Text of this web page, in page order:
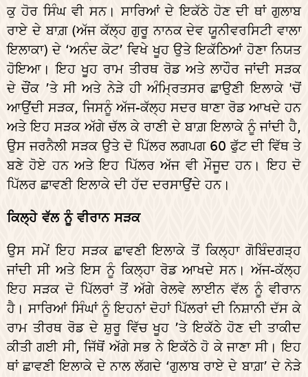
ਕੁ ਹੋਰ ਸਿੰਘ ਵੀ ਸਨ। ਸਾਰਿਆਂ ਦੇ ਇਕੱਠੇ ਹੋਣ ਦੀ ਥਾਂ ਗੁਲਾਬ
ਰਾਏ ਦੇ ਬਾਗ਼ (ਅੱਜ ਕੱਲ੍ਹ ਗੁਰੂ ਨਾਨਕ ਦੇਵ ਯੂਨੀਵਰਸਿਟੀ ਵਾਲਾ
ਇਲਾਕਾ) ਦੇ ‘ਅਨੰਦ ਕੋਟ’ ਵਿਖੇ ਖੂਹ ਉਤੇ ਇਕੱਠਿਆਂ ਹੋਣਾ ਨਿਯਤ
ਹੋਇਆ। ਇਹ ਖੂਹ ਰਾਮ ਤੀਰਥ ਰੋਡ ਅਤੇ ਲਾਹੌਰ ਜਾਂਦੀ ਸੜਕ
ਦੇ ਚੌਂਕ ’ਤੇ ਸੀ ਅਤੇ ਨੇੜੇ ਹੀ ਅੰਮ੍ਰਿਤਸਰ ਛਾਉਣੀ ਇਲਾਕੇ 'ਚੋਂ
ਆਉਂਦੀ ਸੜਕ, ਜਿਸਨੂੰ ਅੱਜ-ਕੱਲ੍ਹ ਸਦਰ ਥਾਣਾ ਰੋਡ ਆਖਦੇ ਹਨ
ਅਤੇ ਇਹ ਸੜਕ ਅੱਗੇ ਚੱਲ ਕੇ ਰਾਣੀ ਦੇ ਬਾਗ਼ ਇਲਾਕੇ ਨੂੰ ਜਾਂਦੀ ਹੈ,
ਉਸ ਜਰਨੈਲੀ ਸੜਕ ਉਤੇ ਦੋ ਪਿੱਲਰ ਲਗਪਗ 60 ਫੁੱਟ ਦੀ ਵਿੱਥ ਤੇ
ਬਣੇ ਹੋਏ ਹਨ ਅਤੇ ਇਹ ਪਿੱਲਰ ਅੱਜ ਵੀ ਮੌਜੂਦ ਹਨ। ਇਹ ਦੋ
ਪਿੱਲਰ ਛਾਵਣੀ ਇਲਾਕੇ ਦੀ ਹੱਦ ਦਰਸਾਉਂਦੇ ਹਨ।
ਕਿਲ੍ਹੇ ਵੱਲ ਨੂੰ ਵੀਰਾਨ ਸੜਕ
ਉਸ ਸਮੇਂ ਇਹ ਸੜਕ ਛਾਵਣੀ ਇਲਾਕੇ ਤੋਂ ਕਿਲ੍ਹਾ ਗੋਬਿੰਦਗੜ੍ਹ
ਜਾਂਦੀ ਸੀ ਅਤੇ ਇਸ ਨੂੰ ਕਿਲ੍ਹਾ ਰੋਡ ਆਖਦੇ ਸਨ। ਅੱਜ-ਕੱਲ੍ਹ
ਇਹ ਸੜਕ ਦੋ ਪਿੱਲਰਾਂ ਤੋਂ ਅੱਗੇ ਰੇਲਵੇ ਲਾਈਨ ਵੱਲ ਨੂੰ ਵੀਰਾਨ
ਹੈ। ਸਾਰਿਆਂ ਸਿੰਘਾਂ ਨੂੰ ਇਹਨਾਂ ਦੋਹਾਂ ਪਿੱਲਰਾਂ ਦੀ ਨਿਸ਼ਾਨੀ ਦੱਸ ਕੇ
ਰਾਮ ਤੀਰਥ ਰੋਡ ਦੇ ਸ਼ੁਰੂ ਵਿੱਚ ਖੂਹ ’ਤੇ ਇਕੱਠੇ ਹੋਣ ਦੀ ਤਾਕੀਦ
ਕੀਤੀ ਗਈ ਸੀ, ਜਿੱਥੋਂ ਅੱਗੇ ਸਭ ਨੇ ਇਕੱਠੇ ਹੋ ਕੇ ਜਾਣਾ ਸੀ। ਇਹ
ਥਾਂ ਛਾਵਣੀ ਇਲਾਕੇ ਦੇ ਨਾਲ ਲੱਗਦੇ ‘ਗੁਲਾਬ ਰਾਏ ਦੇ ਬਾਗ਼’ ਦੇ ਨੇੜੇ